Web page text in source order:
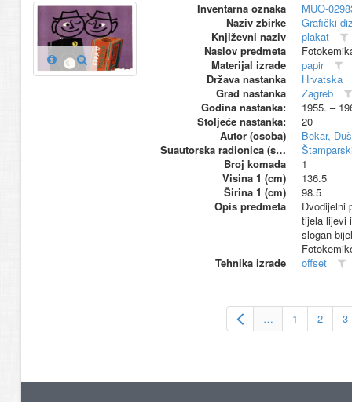
Inventarna oznaka
MUO-
Naziv zbirke
Grafički
Književni naziv
plakat
Naslov predmeta
Materijal izrade
papir
Država nastanka
Hrvatska
Grad nastanka
Zagreb
Godina nastanka:
1955. –
Stoljeće nastanka:
20
Autor (osoba)
Bekar,
Suautorska radionica (suproizvođač)
Broj komada
1
Visina 1 (cm)
136.5
Širina 1 (cm)
98.5
Opis predmeta
Dvodijelni
tijela lijevi
slogan
Tehnika izrade
offset
… 1 2 3